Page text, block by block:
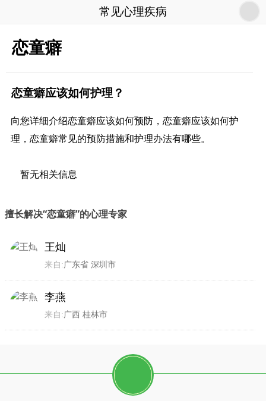
常见心理疾病
恋童癖
恋童癖应该如何护理？
向您详细介绍恋童癖应该如何预防，恋童癖应该如何护
理，恋童癖常见的预防措施和护理办法有哪些。
暂无相关信息
擅长解决“恋童癖”的心理专家
王灿
来自:广东省 深圳市
李燕
来自:广西 桂林市